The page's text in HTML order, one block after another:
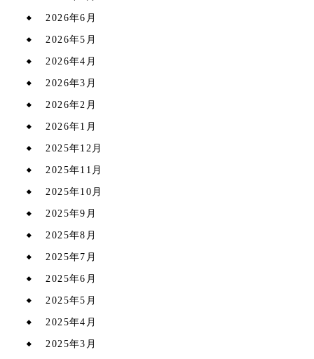
2026年6月
2026年5月
2026年4月
2026年3月
2026年2月
2026年1月
2025年12月
2025年11月
2025年10月
2025年9月
2025年8月
2025年7月
2025年6月
2025年5月
2025年4月
2025年3月